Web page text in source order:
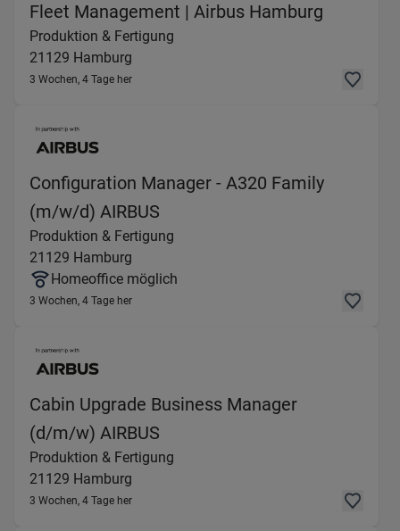
Fleet Management | Airbus Hamburg
Produktion & Fertigung
21129 Hamburg
3 Wochen, 4 Tage her
Configuration Manager - A320 Family
(m/w/d) AIRBUS
Produktion & Fertigung
21129 Hamburg
Homeoffice möglich
3 Wochen, 4 Tage her
Cabin Upgrade Business Manager
(d/m/w) AIRBUS
Produktion & Fertigung
21129 Hamburg
3 Wochen, 4 Tage her